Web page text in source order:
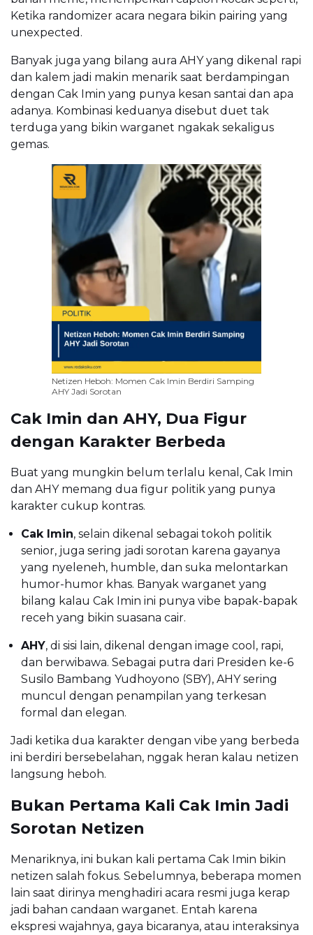
Ketika randomizer acara negara bikin pairing yang
unexpected.
Banyak juga yang bilang aura AHY yang dikenal rapi
dan kalem jadi makin menarik saat berdampingan
dengan Cak Imin yang punya kesan santai dan apa
adanya. Kombinasi keduanya disebut duet tak
terduga yang bikin warganet ngakak sekaligus
gemas.
Netizen Heboh: Momen Cak Imin Berdiri Samping
AHY Jadi Sorotan
Cak Imin dan AHY, Dua Figur
dengan Karakter Berbeda
Buat yang mungkin belum terlalu kenal, Cak Imin
dan AHY memang dua figur politik yang punya
karakter cukup kontras.
Cak Imin, selain dikenal sebagai tokoh politik
senior, juga sering jadi sorotan karena gayanya
yang nyeleneh, humble, dan suka melontarkan
humor-humor khas. Banyak warganet yang
bilang kalau Cak Imin ini punya vibe bapak-bapak
receh yang bikin suasana cair.
AHY, di sisi lain, dikenal dengan image cool, rapi,
dan berwibawa. Sebagai putra dari Presiden ke-6
Susilo Bambang Yudhoyono (SBY), AHY sering
muncul dengan penampilan yang terkesan
formal dan elegan.
Jadi ketika dua karakter dengan vibe yang berbeda
ini berdiri bersebelahan, nggak heran kalau netizen
langsung heboh.
Bukan Pertama Kali Cak Imin Jadi
Sorotan Netizen
Menariknya, ini bukan kali pertama Cak Imin bikin
netizen salah fokus. Sebelumnya, beberapa momen
lain saat dirinya menghadiri acara resmi juga kerap
jadi bahan candaan warganet. Entah karena
ekspresi wajahnya, gaya bicaranya, atau interaksinya